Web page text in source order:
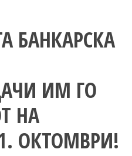
БАНКАРСКА
ИМ ГО
НА
ОКТОМВРИ!